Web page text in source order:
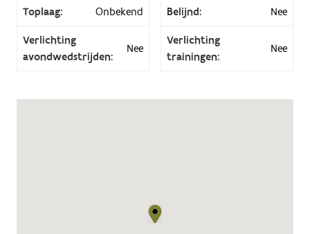
Toplaag: Onbekend Belijnd: Nee
Verlichting
avondwedstrijden:
Nee
Verlichting
trainingen:
Nee